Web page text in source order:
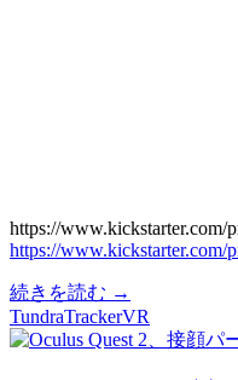
https://www.kickstarter.com/
https://www.kickstarter.com/
続きを読む
Tundra
Tracker
出
→
TundraTrackerVR